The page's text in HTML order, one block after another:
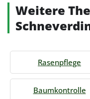
Weitere
Rasenpflege
Baumkontrolle